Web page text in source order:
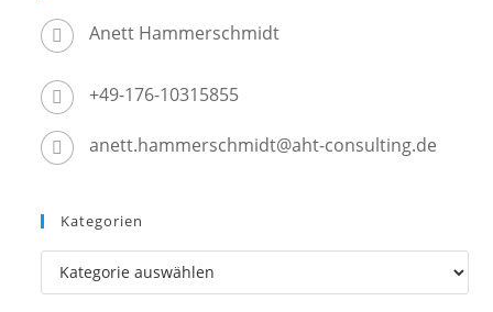
Anett Hammerschmidt
+49-176-10315855
anett.hammerschmidt@aht-consulting.de
Kategorien
Kategorien